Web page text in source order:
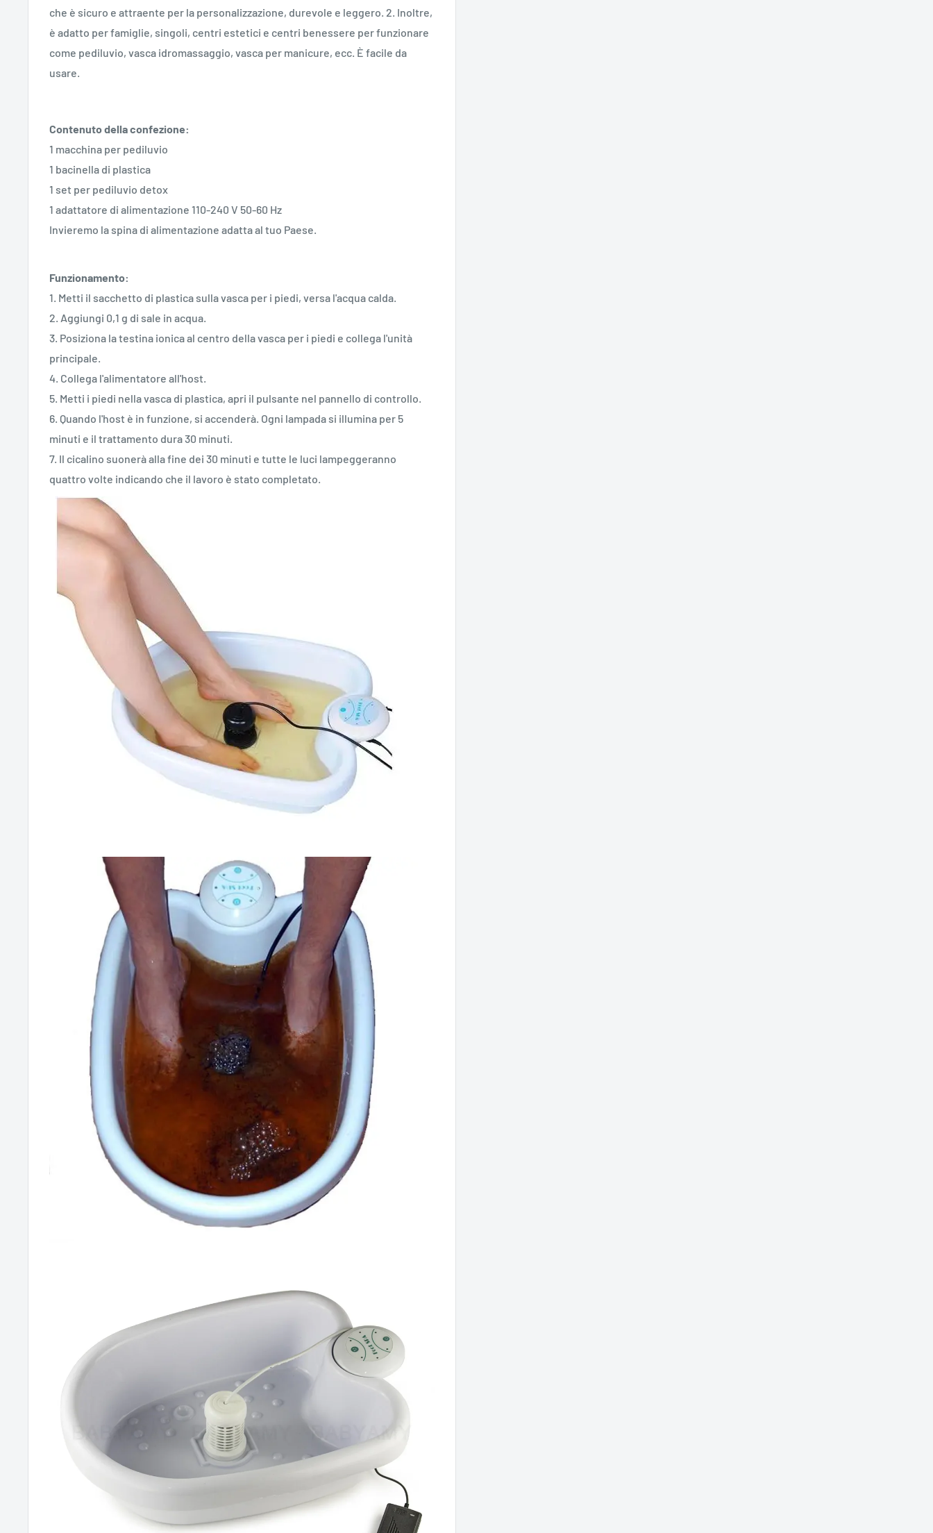
che è sicuro e attraente per la personalizzazione, durevole e leggero. 2. Inoltre,
è adatto per famiglie, singoli, centri estetici e centri benessere per funzionare
come pediluvio, vasca idromassaggio, vasca per manicure, ecc. È facile da
usare.
Contenuto della confezione:
1 macchina per pediluvio
1 bacinella di plastica
1 set per pediluvio detox
1 adattatore di alimentazione 110-240 V 50-60 Hz
Invieremo la spina di alimentazione adatta al tuo Paese.
Funzionamento:
1. Metti il ​​sacchetto di plastica sulla vasca per i piedi, versa l'acqua calda.
2. Aggiungi 0,1 g di sale in acqua.
3. Posiziona la testina ionica al centro della vasca per i piedi e collega l'unità
principale.
4. Collega l'alimentatore all'host.
5. Metti i piedi nella vasca di plastica, apri il pulsante nel pannello di controllo.
6. Quando l'host è in funzione, si accenderà. Ogni lampada si illumina per 5
minuti e il trattamento dura 30 minuti.
7. Il cicalino suonerà alla fine dei 30 minuti e tutte le luci lampeggeranno
quattro volte indicando che il lavoro è stato completato.